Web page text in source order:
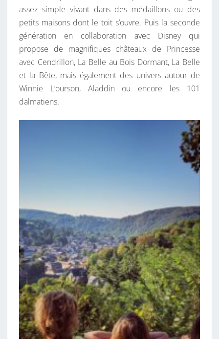
U
R
D
’
H
U
I
assez simple vivant dans des médaillons ou des
petits maisons dont le toit s’ouvre. Puis la seconde
génération en collaboration avec Disney qui
propose de magnifiques châteaux de Princesse
avec Cendrillon, La Belle au Bois Dormant, La Belle
et la Bête, mais également des univers autour de
Winnie L’ourson, Aladdin ou encore les 101
dalmatiens.